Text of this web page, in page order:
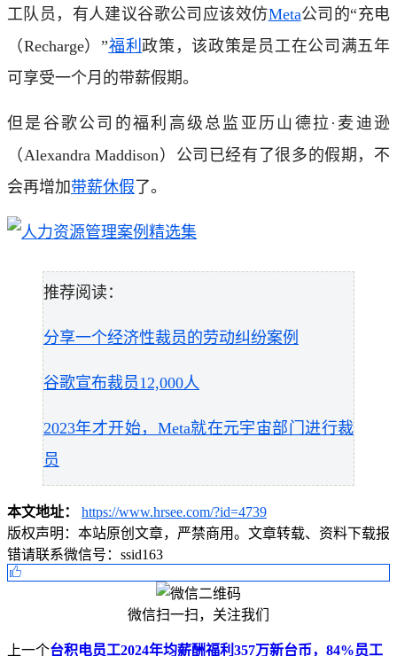
工队员，有人建议谷歌公司应该效仿Meta公司的“充电
（Recharge）”福利政策，该政策是员工在公司满五年
可享受一个月的带薪假期。
但是谷歌公司的福利高级总监亚历山德拉·麦迪逊
（Alexandra Maddison）公司已经有了很多的假期，不
会再增加带薪休假了。
推荐阅读：
分享一个经济性裁员的劳动纠纷案例
谷歌宣布裁员12,000人
2023年才开始，Meta就在元宇宙部门进行裁
员
本文地址：
https://www.hrsee.com/?id=4739
版权声明： 本站原创文章，严禁商用。文章转载、资料下载报
错请联系微信号：ssid163
微信扫一扫，关注我们
上一个台积电员工2024年均薪酬福利357万新台币，84%员工